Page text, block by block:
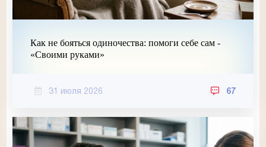
Как не бояться одиночества: помоги себе сам -
«Своими руками»
31 июля 2026 67